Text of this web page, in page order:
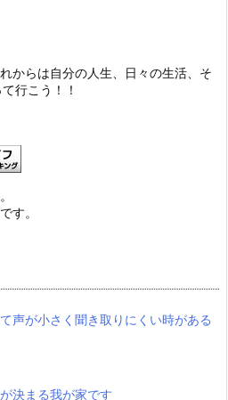
からは自分の人生、日々の生活、そ
行こう！！
す。
声が小さく聞き取りにくい時がある
決まる我が家です